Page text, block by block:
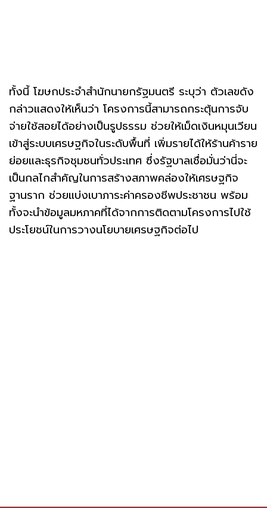
ทั้งนี้ โฆษกประจำสำนักนายกรัฐมนตรี ระบุว่า ตัวเลขดัง
กล่าวแสดงให้เห็นว่า โครงการนี้สามารถกระตุ้นการจับ
จ่ายใช้สอยได้อย่างเป็นรูปธรรม ช่วยให้เม็ดเงินหมุนเวียน
เข้าสู่ระบบเศรษฐกิจในระดับพื้นที่ เพิ่มรายได้ให้ร้านค้าราย
ย่อยและธุรกิจชุมชนทั่วประเทศ ซึ่งรัฐบาลเชื่อมั่นว่านี่จะ
เป็นกลไกสำคัญในการสร้างสภาพคล่องให้เศรษฐกิจ
ฐานราก ช่วยแบ่งเบาภาระค่าครองชีพประชาชน พร้อม
ทั้งจะนำข้อมูลมหภาคที่ได้จากการติดตามโครงการไปใช้
ประโยชน์ในการวางนโยบายเศรษฐกิจต่อไป